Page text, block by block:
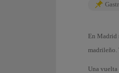
En Madrid
madrileño.
Una vuelta